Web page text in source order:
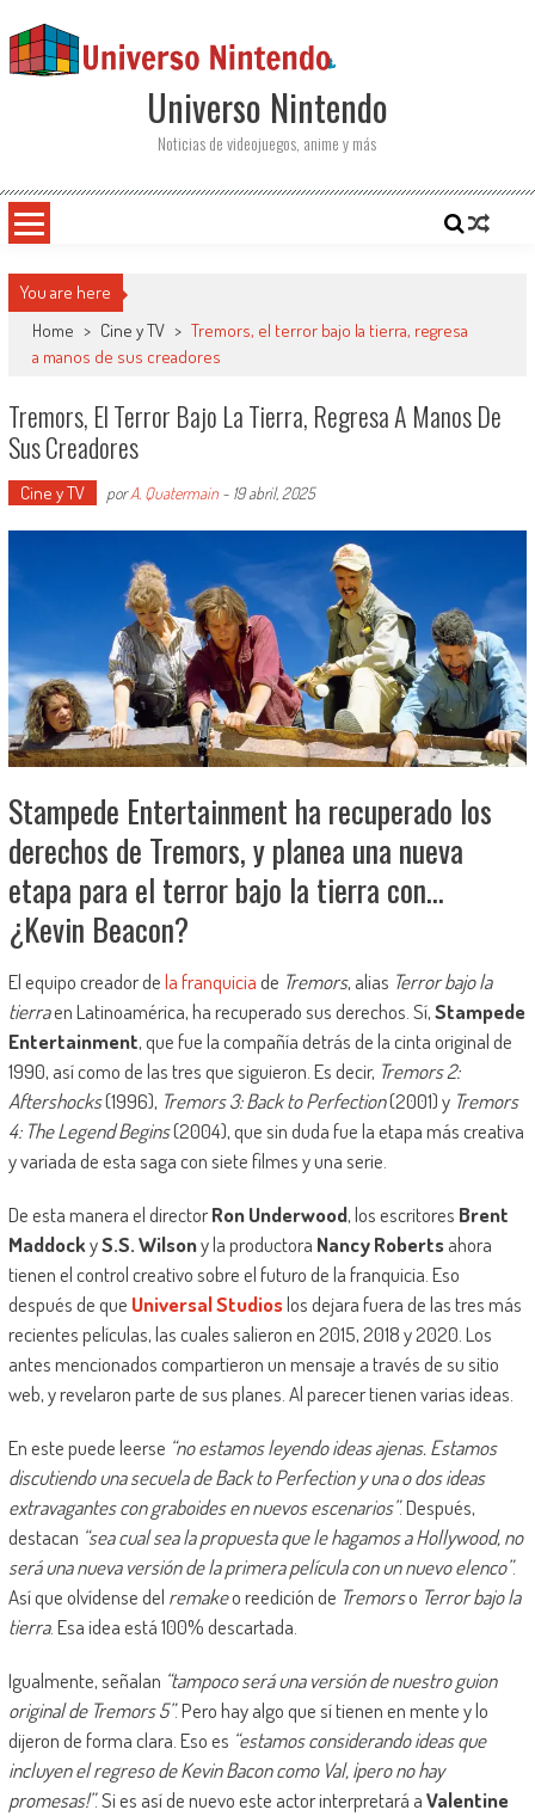
Universo Nintendo
Noticias de videojuegos, anime y más
You are here
Home > Cine y TV > Tremors, el terror bajo la tierra, regresa
a manos de sus creadores
Tremors, El Terror Bajo La Tierra, Regresa A Manos De
Sus Creadores
Cine y TV porA. Quatermain- 19 abril, 2025
Stampede Entertainment ha recuperado los
derechos de Tremors, y planea una nueva
etapa para el terror bajo la tierra con…
¿Kevin Beacon?
El equipo creador dela franquiciade Tremors, alias Terror bajo la
tierraen Latinoamérica, ha recuperado sus derechos. Sí,Stampede
Entertainment, que fue la compañía detrás de la cinta original de
1990, así como de las tres que siguieron. Es decir, Tremors 2:
Aftershocks(1996), Tremors 3: Back to Perfection(2001) y Tremors
4: The Legend Begins(2004), que sin duda fue la etapa más creativa
y variada de esta saga con siete filmes y una serie.
De esta manera el directorRon Underwood, los escritores Brent
MaddockyS.S. Wilsony la productora Nancy Robertsahora
tienen el control creativo sobre el futuro de la franquicia. Eso
después de que Universal Studioslos dejara fuera de las tres más
recientes películas, las cuales salieron en 2015, 2018 y 2020. Los
antes mencionados compartieron un mensaje a través de su sitio
web, y revelaron parte de sus planes. Al parecer tienen varias ideas.
En este puede leerse “no estamos leyendo ideas ajenas. Estamos
discutiendo una secuela de Back to Perfection y una o dos ideas
extravagantes con graboides en nuevos escenarios”. Después,
destacan “sea cual sea la propuesta que le hagamos a Hollywood, no
será una nueva versión de la primera película con un nuevo elenco”.
Así que olvídense del remakeo reedición de Tremorso Terror bajo la
tierra. Esa idea está 100% descartada.
Igualmente, señalan “tampoco será una versión de nuestro guion
original de Tremors 5”. Pero hay algo que sí tienen en mente y lo
dijeron de forma clara. Eso es “estamos considerando ideas que
incluyen el regreso de Kevin Bacon como Val, ¡pero no hay
promesas!”. Si es así de nuevo este actor interpretará aValentine